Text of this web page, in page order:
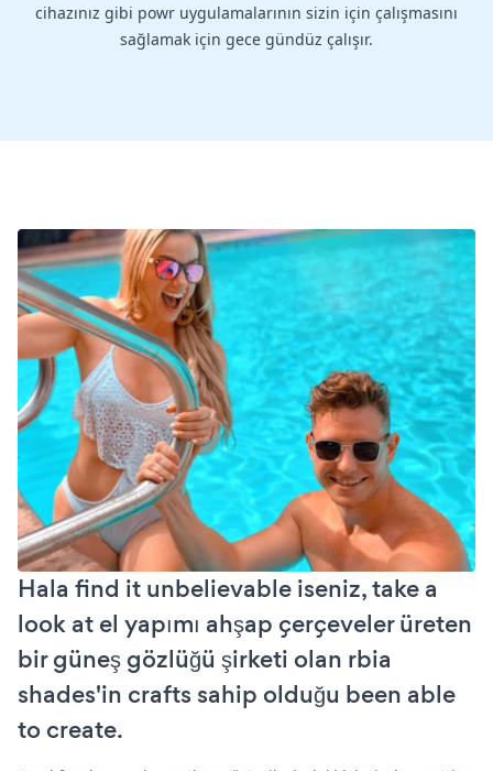
cihazınız gibi powr uygulamalarının sizin için çalışmasını
sağlamak için gece gündüz çalışır.
Hala find it unbelievable iseniz, take a
look at el yapımı ahşap çerçeveler üreten
bir güneş gözlüğü şirketi olan rbia
shades'in crafts sahip olduğu been able
to create.